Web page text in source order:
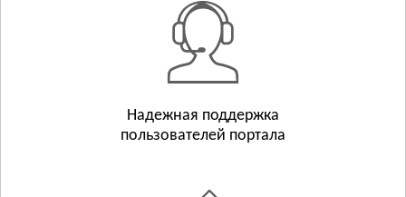
Смотреть всё
ХЕРСОНСКАЯ ОБЛАСТЬ
Надежная поддержка
пользователей портала